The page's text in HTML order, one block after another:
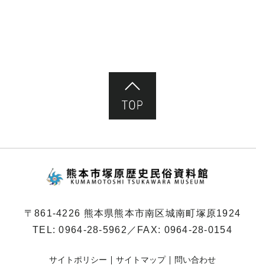
〒861-4226 熊本県熊本市南区城南町塚原1924
TEL:0964-28-5962 ／FAX: 0964-28-0154
サイトポリシー サイトマップ 問い合わせ